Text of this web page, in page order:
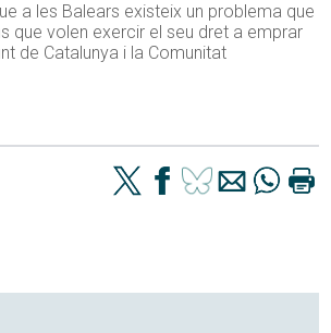
a les Balears existeix un problema que
que volen exercir el seu dret a emprar
de Catalunya i la Comunitat